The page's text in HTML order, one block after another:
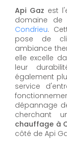
Api Gaz est
domaine
Condrieu.
pose de
ambiance
elle excelle
leur
également
service
dépannage
cherchant
chauffage à
côté de Api